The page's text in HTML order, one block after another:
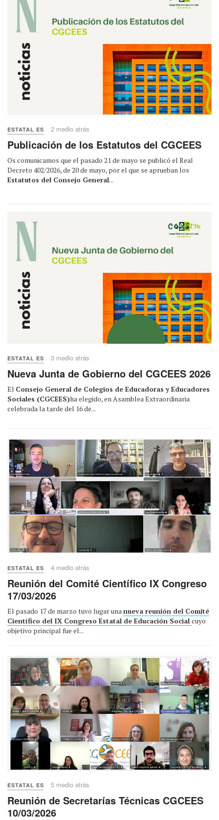
ESTATAL ES 2 medio atrás
Publicación de los Estatutos del CGCEES
Os comunicamos que el pasado 21 de mayo se publicó el Real
Decreto 402/2026, de 20 de mayo, por el que se aprueban los
Estatutos del Consejo General...
ESTATAL ES 3 medio atrás
Nueva Junta de Gobierno del CGCEES 2026
El Consejo General de Colegios de Educadoras y Educadores
Sociales (CGCEES)ha elegido, en Asamblea Extraordinaria
celebrada la tarde del 16 de...
ESTATAL ES 4 medio atrás
Reunión del Comité Científico IX Congreso
17/03/2026
El pasado 17 de marzo tuvo lugar unanueva reunión del Comité
Científico del IX Congreso Estatal de Educación Social cuyo
objetivo principal fue el...
ESTATAL ES 5 medio atrás
Reunión de Secretarías Técnicas CGCEES
10/03/2026